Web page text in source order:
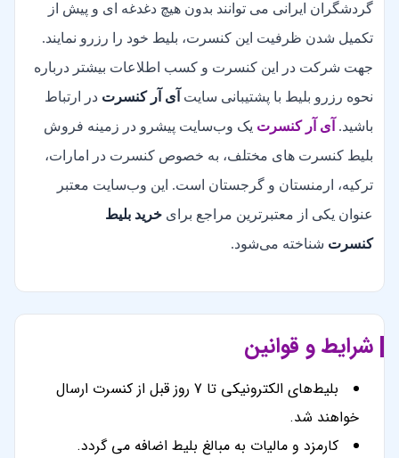
گردشگران ایرانی می توانند بدون هیچ دغدغه ای و پیش از
تکمیل شدن ظرفیت این کنسرت، بلیط خود را رزرو نمایند.
جهت شرکت در این کنسرت و کسب اطلاعات بیشتر درباره
نحوه رزرو بلیط با پشتیبانی سایت آی آر کنسرت در ارتباط
باشید. آی آر کنسرت یک وب‌سایت پیشرو در زمینه فروش
بلیط کنسرت های مختلف، به خصوص کنسرت در امارات،
ترکیه، ارمنستان و گرجستان است. این وب‌سایت معتبر
عنوان یکی از معتبرترین مراجع برای خرید بلیط
کنسرت شناخته می‌شود.
شرایط و قوانین
بلیط‌های الکترونیکی تا 7 روز قبل از کنسرت ارسال
خواهند شد.
کارمزد و مالیات به مبالغ بلیط اضافه می گردد.